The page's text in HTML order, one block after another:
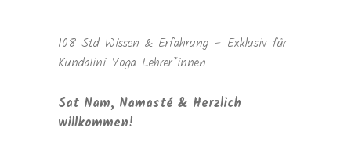
108 Std Wissen & Erfahrung – Exklusiv für
Kundalini Yoga Lehrer*innen
Sat Nam, Namasté & Herzlich
willkommen!